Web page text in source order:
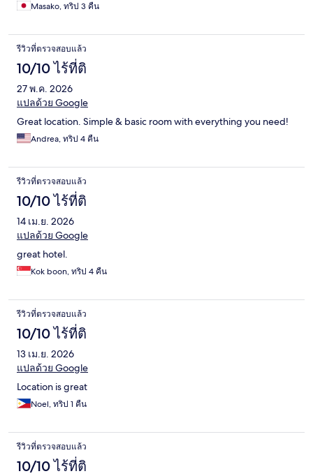
Masako, ทริป 3 คืน
รีวิวที่ตรวจสอบแล้ว
10/10 ไร้ที่ติ
27 พ.ค. 2026
แปลด้วย Google
Great location. Simple & basic room with everything you need!
Andrea, ทริป 4 คืน
รีวิวที่ตรวจสอบแล้ว
10/10 ไร้ที่ติ
14 เม.ย. 2026
แปลด้วย Google
great hotel.
Kok boon, ทริป 4 คืน
รีวิวที่ตรวจสอบแล้ว
10/10 ไร้ที่ติ
13 เม.ย. 2026
แปลด้วย Google
Location is great
Noel, ทริป 1 คืน
รีวิวที่ตรวจสอบแล้ว
10/10 ไร้ที่ติ